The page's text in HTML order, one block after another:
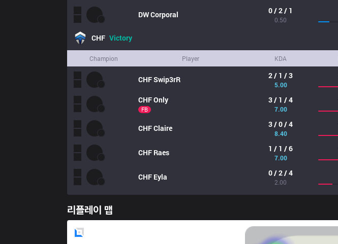
DWCorporal 0 / 2 / 1
0.50
CHF Victory
Champion Player KDA
CHFSwip3rR 2 / 1 / 3
5.00
CHFOnly
FB
3 / 1 / 4
7.00
CHFClaire 3 / 0 / 4
8.40
CHF Raes 1 / 1 / 6
7.00
CHF Eyla 0 / 2 / 4
2.00
리플레이 맵